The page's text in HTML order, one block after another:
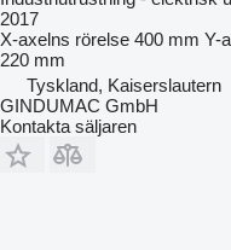
2017
X-axelns rörelse 400 mm Y-
220 mm
Tyskland, Kaiserslautern
GINDUMAC GmbH
Kontakta säljaren